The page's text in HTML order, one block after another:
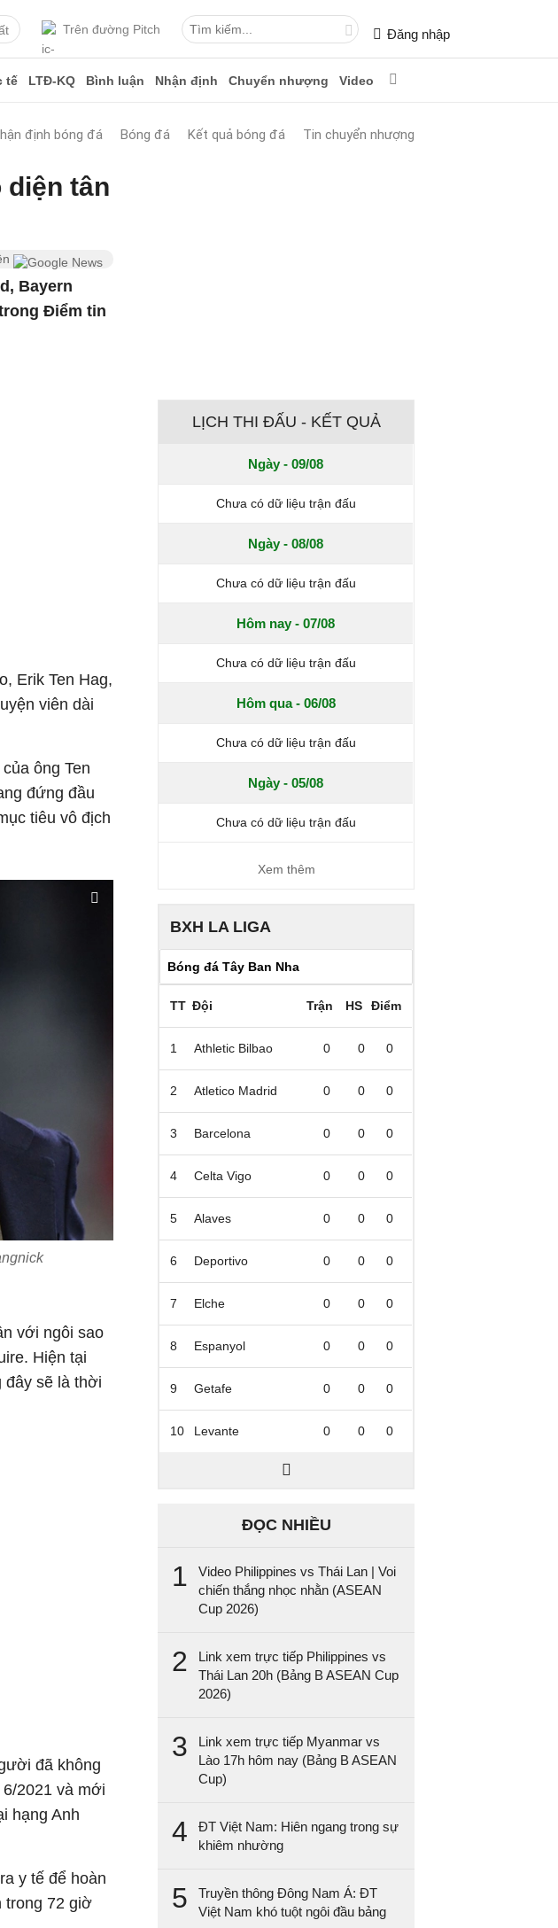
Trên đường Pitch Đăng nhập
tế LTĐ-KQ Bình luận Nhận định Chuyển nhượng Video
định bóng đá Bóng đá Kết quả bóng đá Tin chuyển nhượng
diện tân
Bayern
Điểm tin
Erik Ten Hag,
viên dài
ông Ten
đứng đầu
tiêu vô địch
với ngôi sao
Hiện tại
đây sẽ là thời
đã không
2021 và mới
hạng Anh
y tế để hoàn
trong 72 giờ
LỊCH THI ĐẤU - KẾT QUẢ
Ngày - 09/08
Chưa có dữ liệu trận đấu
Ngày - 08/08
Chưa có dữ liệu trận đấu
Hôm nay - 07/08
Chưa có dữ liệu trận đấu
Hôm qua - 06/08
Chưa có dữ liệu trận đấu
Ngày - 05/08
Chưa có dữ liệu trận đấu
Xem thêm
BXH LA LIGA
TT Đội Trận HS Điểm
1 Athletic Bilbao 0 0 0
2 Atletico Madrid 0 0 0
3 Barcelona 0 0 0
4 Celta Vigo 0 0 0
5 Alaves 0 0 0
6 Deportivo 0 0 0
7 Elche 0 0 0
8 Espanyol 0 0 0
9 Getafe 0 0 0
10 Levante 0 0 0
ĐỌC NHIỀU
1
Video Philippines vs Thái Lan | Voi
chiến thắng nhọc nhằn (ASEAN
Cup 2026)
2
Link xem trực tiếp Philippines vs
Thái Lan 20h (Bảng B ASEAN Cup
2026)
3
Link xem trực tiếp Myanmar vs
Lào 17h hôm nay (Bảng B ASEAN
Cup)
4
ĐT Việt Nam: Hiên ngang trong sự
khiêm nhường
5
Truyền thông Đông Nam Á: ĐT
Việt Nam khó tuột ngôi đầu bảng